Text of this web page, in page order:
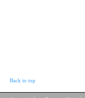
Back to top